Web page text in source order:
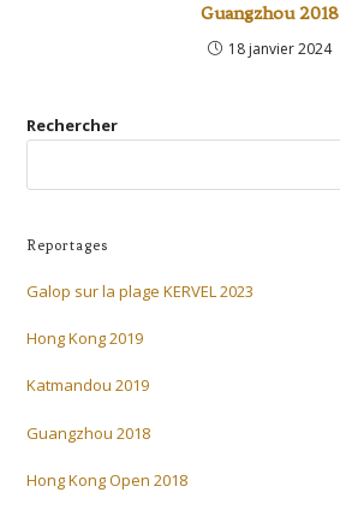
Guangzhou 2018
18 janvier 2024
Rechercher
Reportages
Galop sur la plage KERVEL 2023
Hong Kong 2019
Katmandou 2019
Guangzhou 2018
Hong Kong Open 2018